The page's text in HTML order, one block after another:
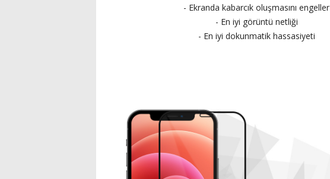
- Ekranda kabarcık oluşmasını engeller
- En iyi görüntü netliği
- En iyi dokunmatik hassasiyeti